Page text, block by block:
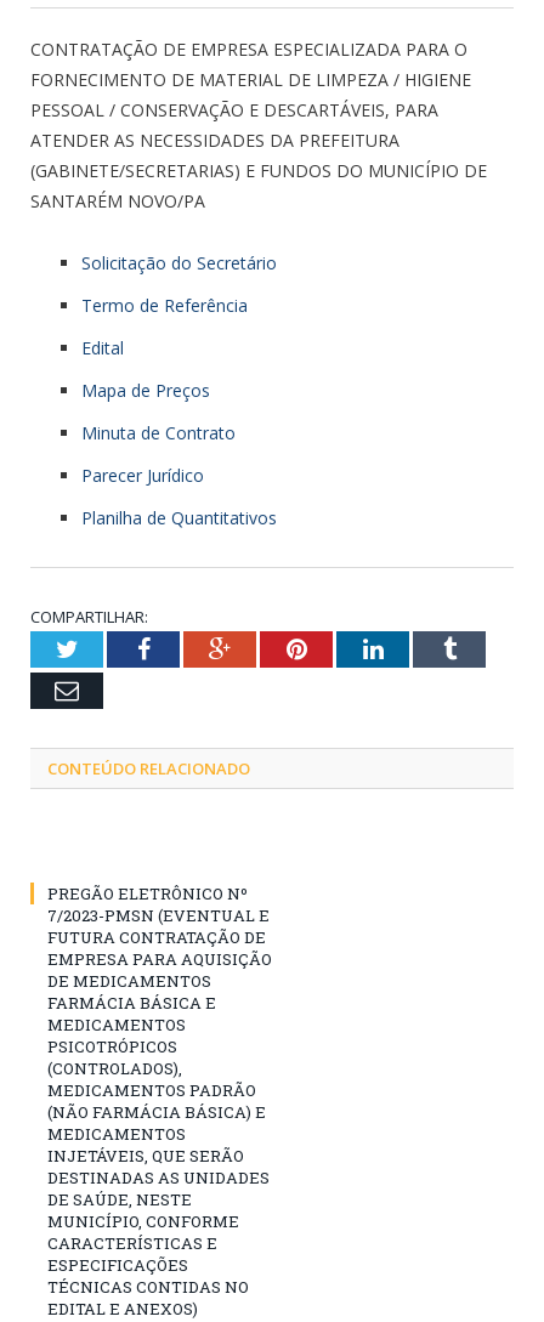
CONTRATAÇÃO DE EMPRESA ESPECIALIZADA PARA O
FORNECIMENTO DE MATERIAL DE LIMPEZA / HIGIENE
PESSOAL / CONSERVAÇÃO E DESCARTÁVEIS, PARA
ATENDER AS NECESSIDADES DA PREFEITURA
(GABINETE/SECRETARIAS) E FUNDOS DO MUNICÍPIO DE
SANTARÉM NOVO/PA
Solicitação do Secretário
Termo de Referência
Edital
Mapa de Preços
Minuta de Contrato
Parecer Jurídico
Planilha de Quantitativos
COMPARTILHAR:
TwitterFacebookGoogle+PinterestLinkedInTumblr
Email
CONTEÚDO RELACIONADO
PREGÃO ELETRÔNICO Nº
7/2023-PMSN (EVENTUAL E
FUTURA CONTRATAÇÃO DE
EMPRESA PARA AQUISIÇÃO
DE MEDICAMENTOS
FARMÁCIA BÁSICA E
MEDICAMENTOS
PSICOTRÓPICOS
(CONTROLADOS),
MEDICAMENTOS PADRÃO
(NÃO FARMÁCIA BÁSICA) E
MEDICAMENTOS
INJETÁVEIS, QUE SERÃO
DESTINADAS AS UNIDADES
DE SAÚDE, NESTE
MUNICÍPIO, CONFORME
CARACTERÍSTICAS E
ESPECIFICAÇÕES
TÉCNICAS CONTIDAS NO
EDITAL E ANEXOS)